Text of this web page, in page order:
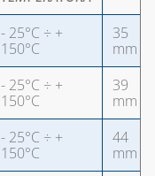
- 25°C ÷ +
150°C
35
mm
- 25°C ÷ +
150°C
39
mm
- 25°C ÷ +
150°C
44
mm